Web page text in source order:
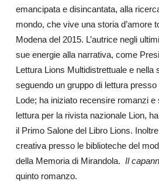
emancipata e disincantata, alla
mondo, che vive una storia d’amore
Modena del 2015. L’autrice negli
sue energie alla narrativa, come
Lettura Lions Multidistrettuale e nella
seguendo un gruppo di lettura presso
Lode; ha iniziato recensire romanzi e
lettura per la rivista nazionale Lion,
il Primo Salone del Libro Lions.
creativa presso le biblioteche del
della Memoria di Mirandola. Il
quinto romanzo.